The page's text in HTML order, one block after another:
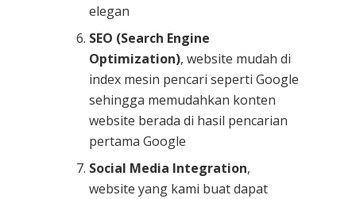
elegan
SEO (Search Engine
Optimization), website mudah di
index mesin pencari seperti Google
sehingga memudahkan konten
website berada di hasil pencarian
pertama Google
Social Media Integration,
website yang kami buat dapat